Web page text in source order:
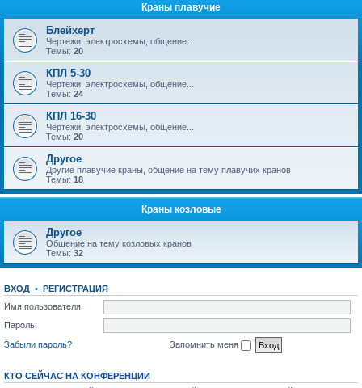
Краны плавучие
Блейхерт
Чертежи, электросхемы, общение...
Темы: 20
КПЛ 5-30
Чертежи, электросхемы, общение...
Темы: 24
КПЛ 16-30
Чертежи, электросхемы, общение...
Темы: 20
Другое
Другие плавучие краны, общение на тему плавучих кранов
Темы: 18
Краны козловые
Другое
Общение на тему козловых кранов
Темы: 32
ВХОД • РЕГИСТРАЦИЯ
Имя пользователя:
Пароль:
Забыли пароль?
Запомнить меня
КТО СЕЙЧАС НА КОНФЕРЕНЦИИ